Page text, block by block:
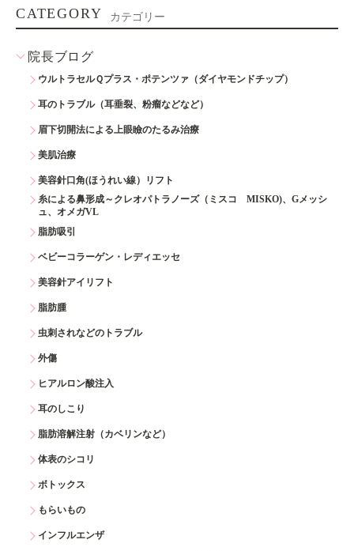
CATEGORY カテゴリー
院長ブログ
ウルトラセルＱプラス・ポテンツァ（ダイヤモンドチップ）
耳のトラブル（耳垂裂、粉瘤などなど）
眉下切開法による上眼瞼のたるみ治療
美肌治療
美容針口角(ほうれい線）リフト
糸による鼻形成～クレオパトラノーズ（ミスコ MISKO)、Gメッシ
ュ、オメガVL
脂肪吸引
ベビーコラーゲン・レディエッセ
美容針アイリフト
脂肪腫
虫刺されなどのトラブル
外傷
ヒアルロン酸注入
耳のしこり
脂肪溶解注射（カベリンなど）
体表のシコリ
ボトックス
もらいもの
インフルエンザ